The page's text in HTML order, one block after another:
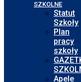
SZKOLNE
Statut
Szkoły
Plan
pracy
szkoły
Apele